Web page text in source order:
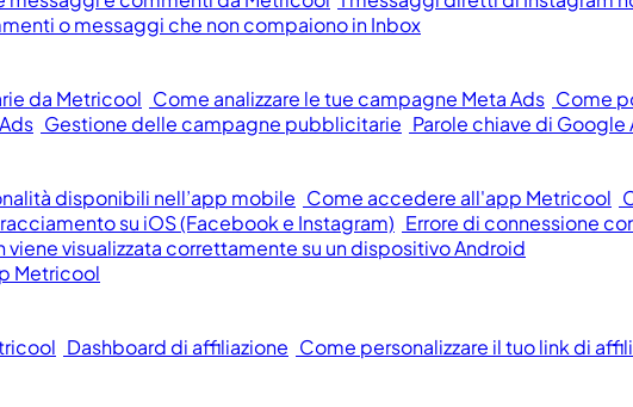
o messaggi che non compaiono in Inbox
da Metricool Come analizzare le tue campagne Meta Ads Come
Gestione delle campagne pubblicitarie Parole chiave di Google
disponibili nell’app mobile Come accedere all'app Metricool
su iOS (Facebook e Instagram) Errore di connessione
viene visualizzata correttamente su un dispositivo Android
Metricool
Dashboard di affiliazione Come personalizzare il tuo link di